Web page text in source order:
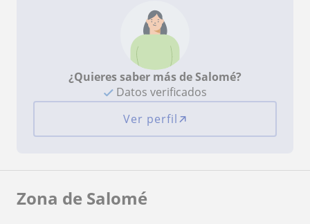
¿Quieres saber más de Salomé?
Datos verificados
Ver perfil
Zona de Salomé